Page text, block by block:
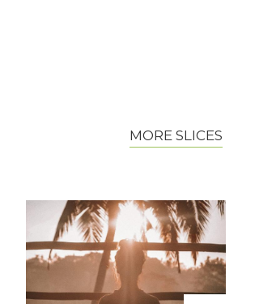
MORE SLICES